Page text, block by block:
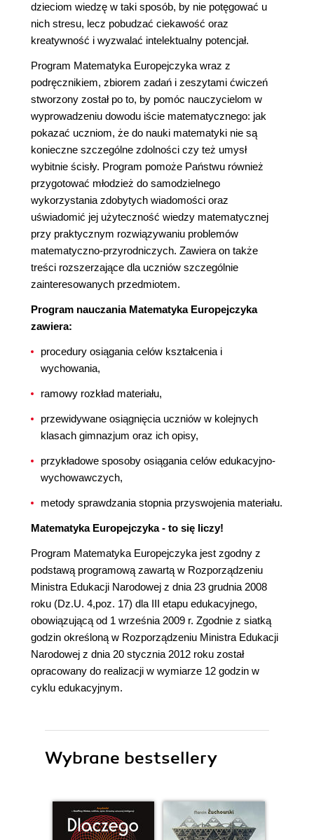
dzieciom wiedzę w taki sposób, by nie potęgować u
nich stresu, lecz pobudzać ciekawość oraz
kreatywność i wyzwalać intelektualny potencjał.
Program Matematyka Europejczyka wraz z
podręcznikiem, zbiorem zadań i zeszytami ćwiczeń
stworzony został po to, by pomóc nauczycielom w
wyprowadzeniu dowodu iście matematycznego: jak
pokazać uczniom, że do nauki matematyki nie są
konieczne szczególne zdolności czy też umysł
wybitnie ścisły. Program pomoże Państwu również
przygotować młodzież do samodzielnego
wykorzystania zdobytych wiadomości oraz
uświadomić jej użyteczność wiedzy matematycznej
przy praktycznym rozwiązywaniu problemów
matematyczno-przyrodniczych. Zawiera on także
treści rozszerzające dla uczniów szczególnie
zainteresowanych przedmiotem.
Program nauczania Matematyka Europejczyka
zawiera:
procedury osiągania celów kształcenia i
wychowania,
ramowy rozkład materiału,
przewidywane osiągnięcia uczniów w kolejnych
klasach gimnazjum oraz ich opisy,
przykładowe sposoby osiągania celów edukacyjno-
wychowawczych,
metody sprawdzania stopnia przyswojenia materiału.
Matematyka Europejczyka - to się liczy!
Program Matematyka Europejczyka jest zgodny z
podstawą programową zawartą w Rozporządzeniu
Ministra Edukacji Narodowej z dnia 23 grudnia 2008
roku (Dz.U. 4,poz. 17) dla III etapu edukacyjnego,
obowiązującą od 1 września 2009 r. Zgodnie z siatką
godzin określoną w Rozporządzeniu Ministra Edukacji
Narodowej z dnia 20 stycznia 2012 roku został
opracowany do realizacji w wymiarze 12 godzin w
cyklu edukacyjnym.
Wybrane bestsellery